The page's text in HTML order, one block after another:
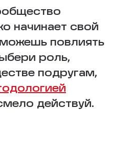
начинает свой
повлиять
роль,
подругам,
действуй.